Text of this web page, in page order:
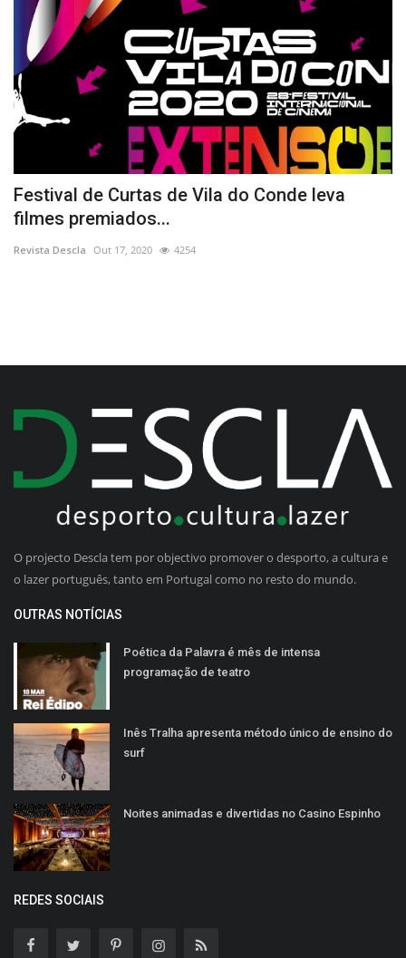
Festival de Curtas de Vila do Conde leva
filmes premiados...
Revista Descla Out 17, 2020 4254
O projecto Descla tem por objectivo promover o desporto, a cultura e
o lazer português, tanto em Portugal como no resto do mundo.
OUTRAS NOTÍCIAS
Poética da Palavra é mês de intensa
programação de teatro
Inês Tralha apresenta método único de ensino do
surf
Noites animadas e divertidas no Casino Espinho
REDES SOCIAIS